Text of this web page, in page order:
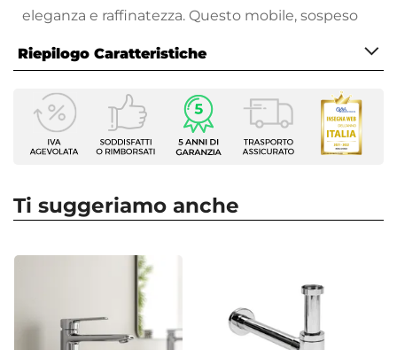
eleganza e raffinatezza. Questo mobile, sospeso
delle chiusure soft close e uno specchio, che
accresce la luminosità e la profondità del bagno.
Riepilogo Caratteristiche
Caratteristiche Mobile
Larghezza
99,7 cm
Altezza
Struttura
Cassetti
Ti suggeriamo anche